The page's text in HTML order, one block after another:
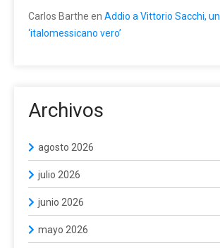
Carlos Barthe en Addio a Vittorio Sacchi, un
‘italomessicano vero’
Archivos
agosto 2026
julio 2026
junio 2026
mayo 2026